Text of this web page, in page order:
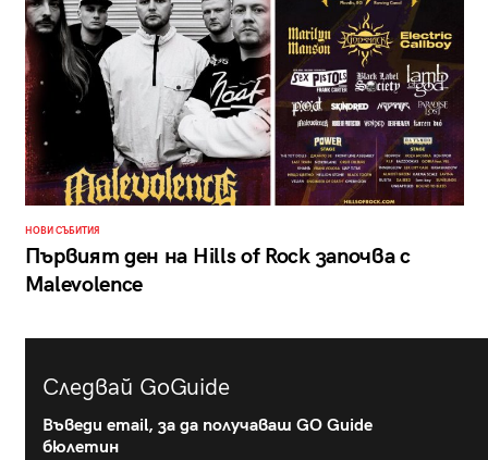
НОВИ СЪБИТИЯ
Първият ден на Hills of Rock започва с
Malevolence
Следвай GoGuide
Въведи email, за да получаваш GO Guide
бюлетин